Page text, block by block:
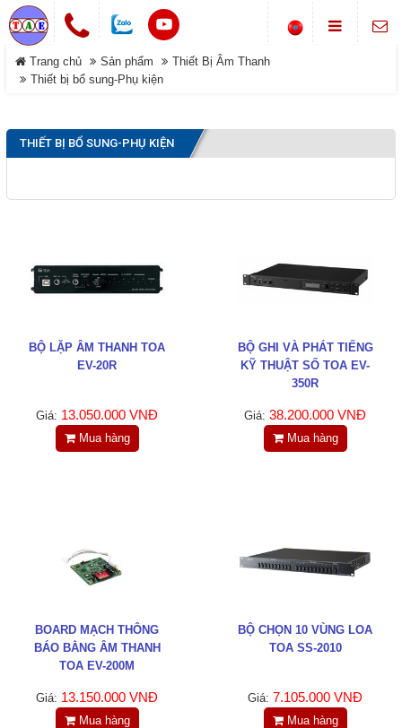
Chuông cửa không dây
Khóa cổng điện tử
Máy bộ đàm
Hệ thống gọi phục vụ
Trang chủ Sản phẩm
Thiết Bị Âm Thanh
Thiết bị bổ sung-Phụ kiện
THIẾT BỊ BỔ SUNG-PHỤ KIỆN
BỘ LẶP ÂM THANH TOA
EV-20R
Giá: 13.050.000 VNĐ
Mua hàng
BỘ GHI VÀ PHÁT TIẾNG
KỸ THUẬT SỐ TOA EV-
350R
Giá: 38.200.000 VNĐ
Mua hàng
BOARD MẠCH THÔNG
BÁO BẰNG ÂM THANH
TOA EV-200M
Giá: 13.150.000 VNĐ
Mua hàng
BỘ CHỌN 10 VÙNG LOA
TOA SS-2010
Giá: 7.105.000 VNĐ
Mua hàng
DANH MỤC
Sản phẩm
Tải về
Tin tức
Liên hệ
TRÊN MẠNG XÃ HỘI
Google
Twitter
LIÊN HỆ
Đại Thanh, TP Hà Nội.
0988 829 841-0916 585 972